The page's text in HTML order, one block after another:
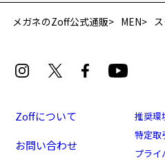
メガネのZoff公式通販 MEN
Zoffについて
お問い合わせ
推奨環
特定取
プライ